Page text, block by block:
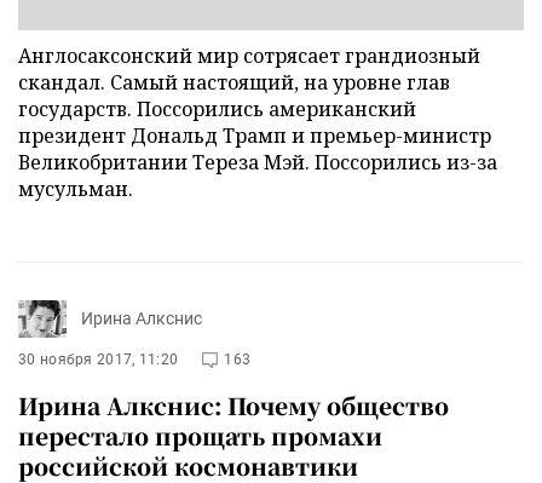
Англосаксонский мир сотрясает грандиозный
скандал. Самый настоящий, на уровне глав
государств. Поссорились американский
президент Дональд Трамп и премьер-министр
Великобритании Тереза Мэй. Поссорились из-за
мусульман.
Ирина Алкснис
30 ноября 2017, 11:20 163
Ирина Алкснис: Почему общество
перестало прощать промахи
российской космонавтики